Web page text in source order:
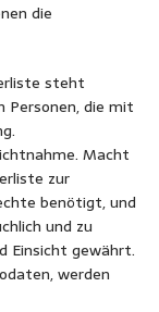
die
steht
Personen, die mit
Macht
zur
benötigt, und
und zu
Einsicht gewährt.
werden